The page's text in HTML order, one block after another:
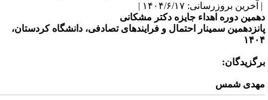
بروزرسانی: ۱۴۰۴/۶/۱۷ |
دوره اهداء جایزه دکتر مشکانی
سمینار احتمال و فرایندهای تصادفی، دانشگاه کردستان،
شمس